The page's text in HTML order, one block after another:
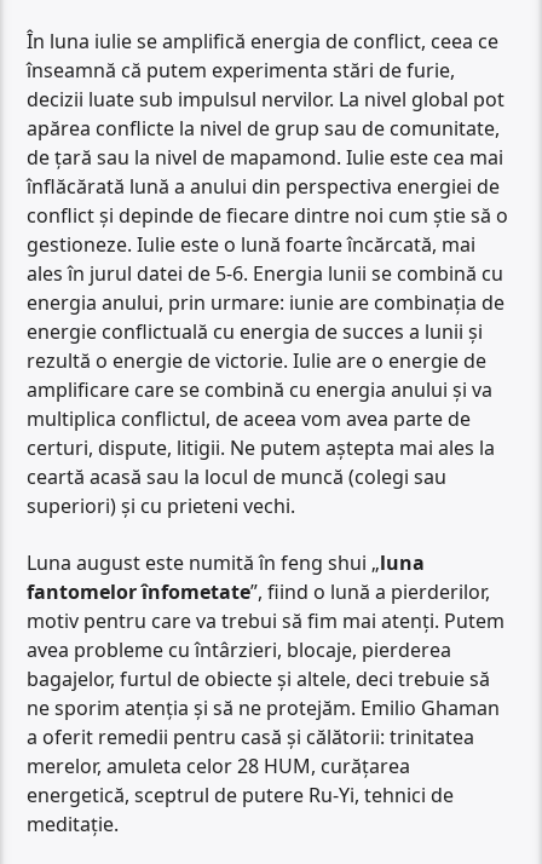
În luna iulie se amplifică energia de conflict, ceea ce
înseamnă că putem experimenta stări de furie,
decizii luate sub impulsul nervilor. La nivel global pot
apărea conflicte la nivel de grup sau de comunitate,
de țară sau la nivel de mapamond. Iulie este cea mai
înflăcărată lună a anului din perspectiva energiei de
conflict și depinde de fiecare dintre noi cum știe să o
gestioneze. Iulie este o lună foarte încărcată, mai
ales în jurul datei de 5-6. Energia lunii se combină cu
energia anului, prin urmare: iunie are combinația de
energie conflictuală cu energia de succes a lunii și
rezultă o energie de victorie. Iulie are o energie de
amplificare care se combină cu energia anului și va
multiplica conflictul, de aceea vom avea parte de
certuri, dispute, litigii. Ne putem aștepta mai ales la
ceartă acasă sau la locul de muncă (colegi sau
superiori) și cu prieteni vechi.
Luna august este numită în feng shui „luna
fantomelor înfometate”, fiind o lună a pierderilor,
motiv pentru care va trebui să fim mai atenți. Putem
avea probleme cu întârzieri, blocaje, pierderea
bagajelor, furtul de obiecte și altele, deci trebuie să
ne sporim atenția și să ne protejăm. Emilio Ghaman
a oferit remedii pentru casă și călătorii: trinitatea
merelor, amuleta celor 28 HUM, curățarea
energetică, sceptrul de putere Ru-Yi, tehnici de
meditație.